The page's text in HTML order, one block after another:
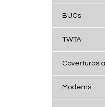
BUCs
TWTA
Coverturas
Modems